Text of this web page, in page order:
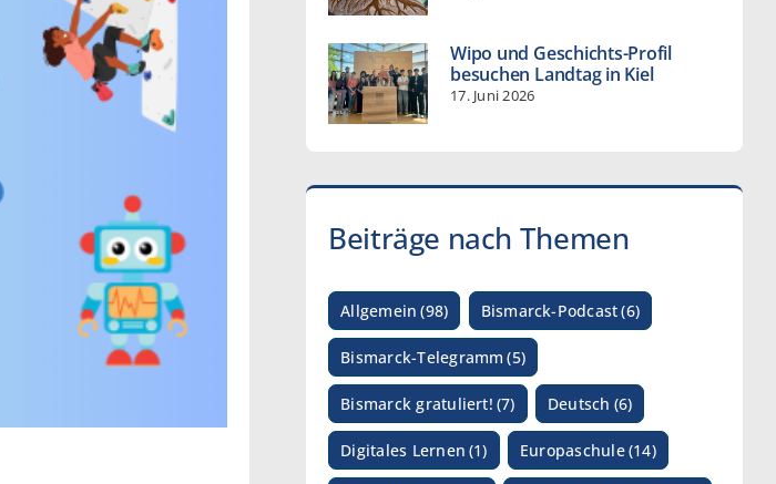
Wipo und Geschichts-Profil
besuchen Landtag in Kiel
17. Juni 2026
Beiträge nach Themen
Allgemein (98) Bismarck-Podcast(6)
Bismarck-Telegramm (5)
Bismarck gratuliert! (7) Deutsch (6)
Digitales Lernen (1) Europaschule(14)